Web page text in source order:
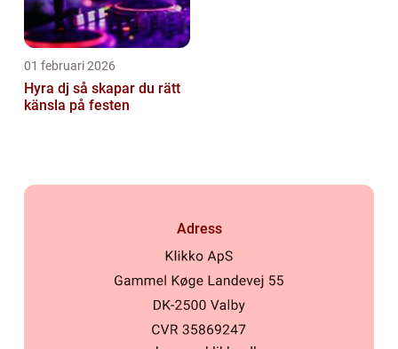
01 februari 2026
Hyra dj så skapar du rätt
känsla på festen
Adress